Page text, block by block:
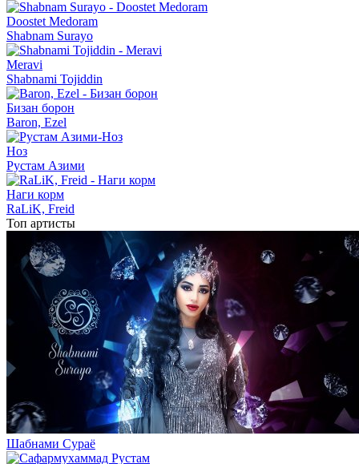
Doostet Medoram
Shabnam Surayo
Meravi
Shabnami Tojiddin
Бизан борон
Baron, Ezel
Ноз
Рустам Азими
Наги корм
RaLiK, Freid
Топ артисты
Шабнами Сураё